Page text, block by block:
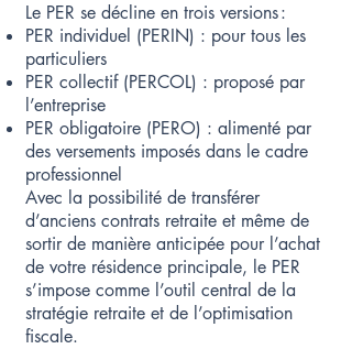
Le PER se décline en trois versions :
PER individuel (PERIN) : pour tous les
particuliers
PER collectif (PERCOL) : proposé par
l’entreprise
PER obligatoire (PERO) : alimenté par
des versements imposés dans le cadre
professionnel
Avec la possibilité de transférer
d’anciens contrats retraite et même de
sortir de manière anticipée pour l’achat
de votre résidence principale, le PER
s’impose comme l’outil central de la
stratégie retraite et de l’optimisation
fiscale.